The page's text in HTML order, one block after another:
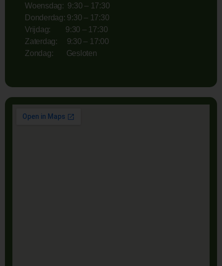
Woensdag: 9:30 – 17:30
Donderdag: 9:30 – 17:30
Vrijdag: 9:30 – 17:30
Zaterdag: 9:30 – 17:00
Zondag: Gesloten